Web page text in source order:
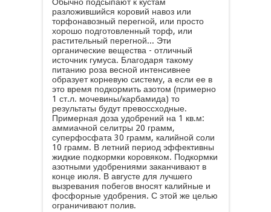
разложившийся коровий навоз или
торфонавозный перегной, или просто
хорошо подготовленный торф, или
растительный перегной... Эти
органические вещества - отличный
источник гумуса. Благодаря такому
питанию роза весной интенсивнее
образует корневую систему, а если ее в
это время подкормить азотом (примерно
1 ст.л. мочевины/карбамида) то
результаты будут превоссходные.
Примерная доза удобрений на 1 кв.м:
аммиачной селитры 20 грамм,
суперфосфата 30 грамм, калийной соли
10 грамм. В летний период эффективны
жидкие подкормки коровяком. Подкормки
азотными удобрениями заканчивают в
конце июля. В августе для лучшего
вызревания побегов вносят калийные и
фосфорные удобрения. С этой же целью
ограничивают полив.